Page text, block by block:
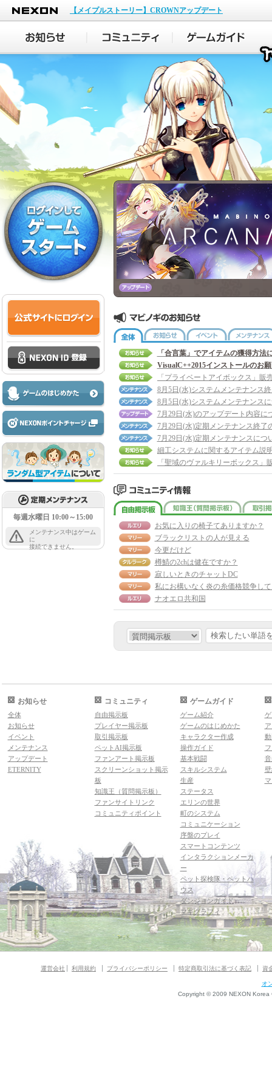
NEXON
【メイプルストーリー】CROWNアップデート
毎週水曜日 10:00～15:00
メンテナンス中はゲーム
に
接続できません。
全体 お知らせ イベント
「合言葉」でアイテムの獲得方法
VisualC++2015インストールのお
8月5日(水)システムメンテナンス
8月5日(水)システムメンテナンス
7月29日(水)のアップデート内容に
7月29日(水)定期メンテナンス終了
7月29日(水)定期メンテナンスにつ
細工システムに関するアイテム説
自由掲示板 知識
お気に入りの椅子てありますか？
ブラックリストの人が見える
今更だけど
樽鯖の2chは健在ですか？
寂しいときのチャットDC
ナオエロ共和国
お知らせ
全体
お知らせ
イベント
メンテナンス
アップデート
ETERNITY
コミュニティ
自由掲示板
プレイヤー掲示板
取引掲示板
ペットAI掲示板
ファンアート掲示板
スクリーンショット掲示
板
知識王（質問掲示板）
ファンサイトリンク
コミュニティポイント
ゲームガイド
ゲーム紹介
ゲームのはじめかた
キャラクター作成
操作ガイド
基本戦闘
スキルシステム
生産
ステータス
エリンの世界
町のシステム
コミュニケーション
序盤のプレイ
スマートコンテンツ
インタラクションメーカ
ー
ペット探検隊・ペットハ
ウス
ダンジョンガイド
マギグラフィ
運営会社 利用規約 プライバシーポリシー 特定商取引法に基づく表記 資
オ
Copyright © 2009 NEXON Korea